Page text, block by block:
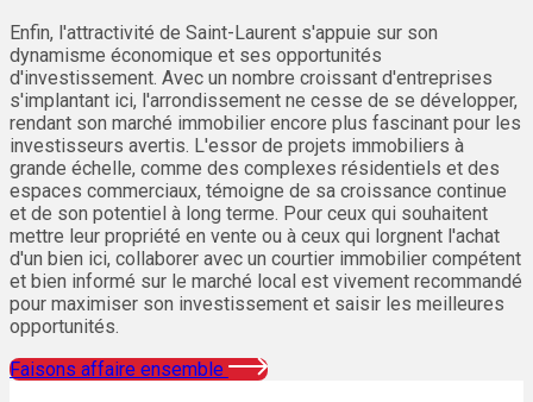
Enfin, l'attractivité de Saint-Laurent s'appuie sur son
dynamisme économique et ses opportunités
d'investissement. Avec un nombre croissant d'entreprises
s'implantant ici, l'arrondissement ne cesse de se développer,
rendant son marché immobilier encore plus fascinant pour les
investisseurs avertis. L'essor de projets immobiliers à
grande échelle, comme des complexes résidentiels et des
espaces commerciaux, témoigne de sa croissance continue
et de son potentiel à long terme. Pour ceux qui souhaitent
mettre leur propriété en vente ou à ceux qui lorgnent l'achat
d'un bien ici, collaborer avec un courtier immobilier compétent
et bien informé sur le marché local est vivement recommandé
pour maximiser son investissement et saisir les meilleures
opportunités.
Faisons affaire ensemble